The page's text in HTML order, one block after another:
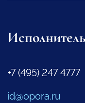
+7 (495) 247 4777
id@opora.ru